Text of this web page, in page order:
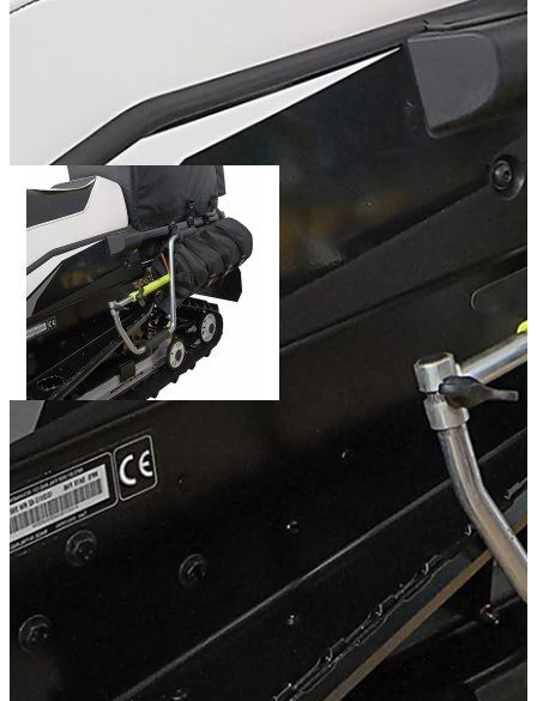
Добавить к сравнению
4 500
Способы оплаты
Наличными курьеру